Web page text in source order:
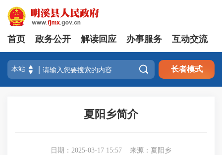
首页 政务公开 解读回应 办事服务 互动交流
 长者模式
夏阳乡简介
日期：2025-03-17 15:57 来源：夏阳乡